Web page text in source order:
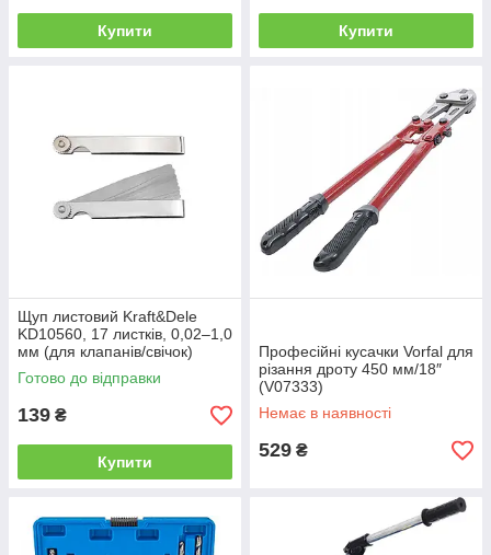
Купити Купити
Щуп листовий Kraft&Dele
KD10560, 17 листків, 0,02–1,0
мм (для клапанів/свічок)
Готово до відправки
139 ₴
Купити
Професійні кусачки Vorfal для
різання дроту 450 мм/18″
(V07333)
Немає в наявності
529 ₴